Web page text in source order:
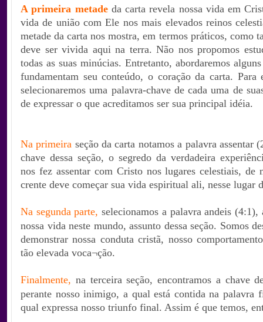
A primeira metadeda carta revela nossa vida em
vida de união com Ele nos mais elevados reinos
metade da carta nos mostra, em termos práticos, como
deve ser vivida aqui na terra. Não nos propomos
todas as suas minúcias. Entretanto, abordaremos
fundamentam seu conteúdo, o coração da carta. Para
selecionaremos uma palavra-chave de cada uma de
de expressar o que acreditamos ser sua principal idéia.
Na primeira seção da carta notamos a palavra assentar
chave dessa seção, o segredo da verdadeira
nos fez assentar com Cristo nos lugares celestiais, de
crente deve começar sua vida espiritual ali, nesse lugar
Na segunda parte, selecionamos a palavra andeis
nossa vida neste mundo, assunto dessa seção. Somos
demonstrar nossa conduta cristã, nosso
tão elevada voca¬ção.
Finalmente, na terceira seção, encontramos a chave
perante nosso inimigo, a qual está contida na palavra
qual expressa nosso triunfo final. Assim é que temos,